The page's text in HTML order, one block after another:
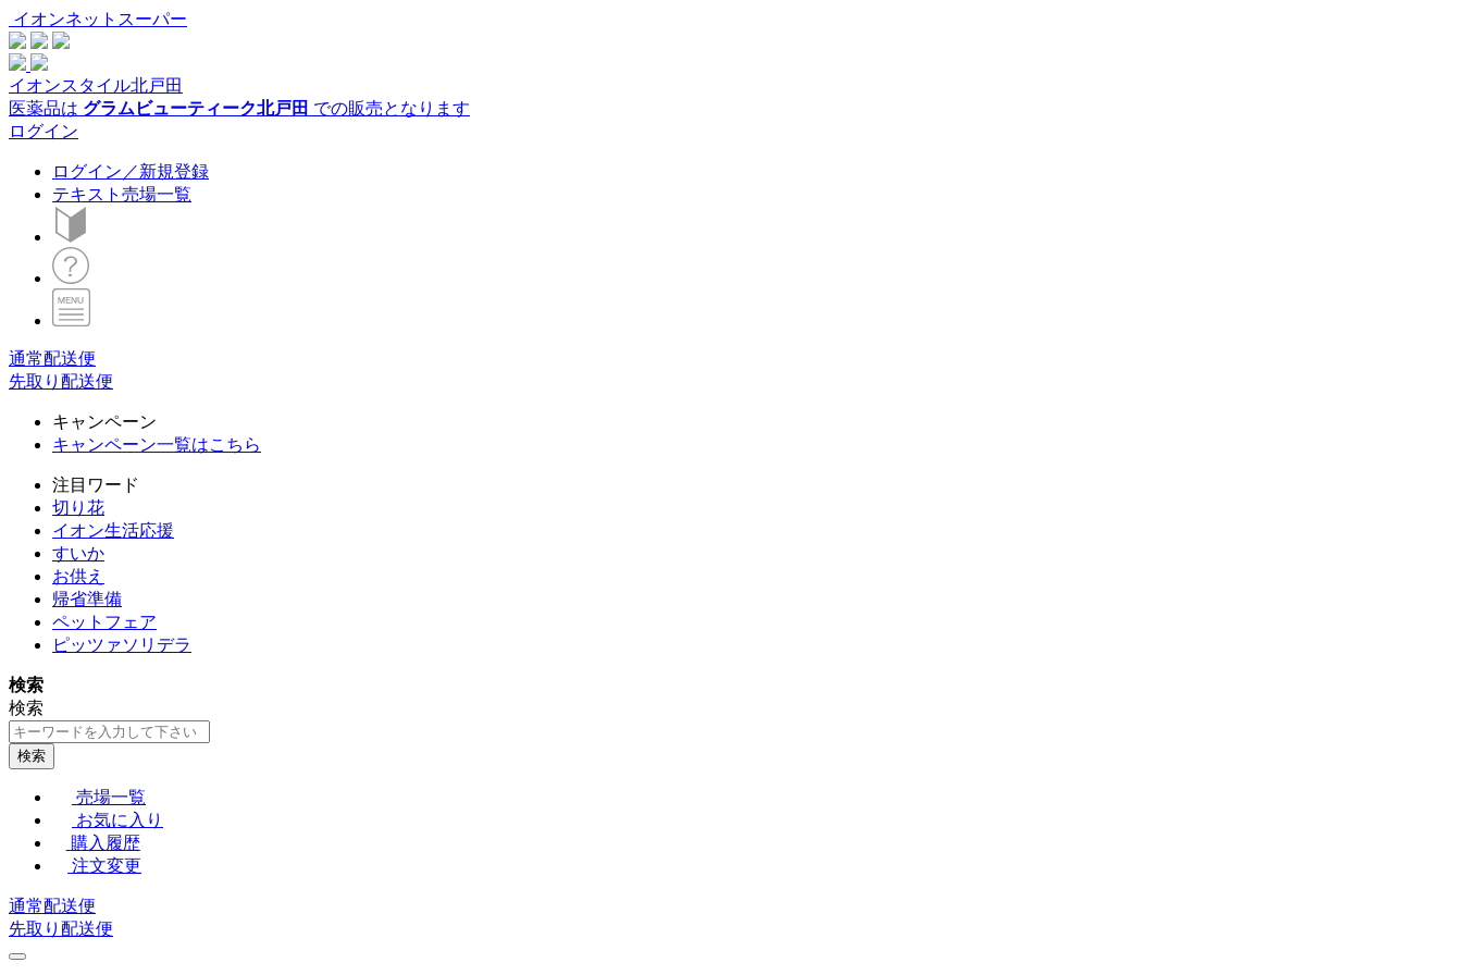
イオンネットスーパー
イオンスタイル北戸田
医薬品は グラムビューティーク北戸田 での販売となります
ログイン
ログイン／新規登録
テキスト売場一覧
通常配送便
先取り配送便
キャンペーン
キャンペーン一覧はこちら
注目ワード
切り花
イオン生活応援
すいか
お供え
帰省準備
ペットフェア
ピッツァソリデラ
検索
検索
検索
売場一覧
お気に入り
購入履歴
注文変更
通常配送便
先取り配送便